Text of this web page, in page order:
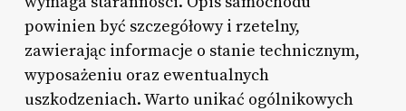
powinien być szczegółowy i rzetelny,
zawierając informacje o stanie technicznym,
wyposażeniu oraz ewentualnych
uszkodzeniach. Warto unikać ogólnikowych